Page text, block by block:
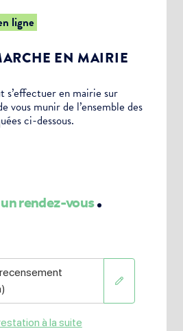
ligne
EN MAIRIE
s’effectuer en mairie sur
vous munir de l’ensemble des
ci-dessous.